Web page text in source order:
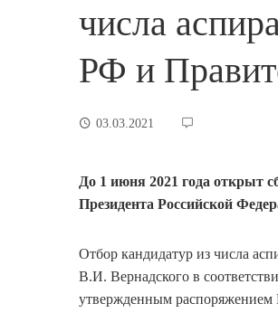
числа
РФ и
03.03.2021
До 1 июня 2021 года открыт
Президента Российской
Отбор кандидатур из числа
В.И. Вернадского в
утвержденным распоряжением